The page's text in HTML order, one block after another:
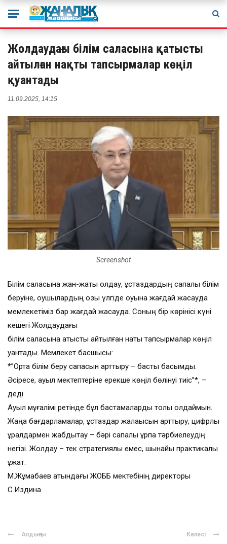
Жолдаудағы білім саласына қатысты
айтылған нақты тапсырмалар көңіл
қуантады
11.09.2025, 14:15
Screenshot
Білім саласына жан-жақты қолдау, ұстаздардың сапалы білім
беруіне, оқушылардың озық үлгіде оқуына жағдай жасауда
мемлекетіміз бар жағдай жасауда. Соның бір көрінісі күні
кешегі Жолдаудағы
білім саласына қатысты айтылған нақты тапсырмалар көңіл
қуантады. Мемлекет басшысы:
*”Орта білім беру сапасын арттыру – басты басымдық.
Әсіресе, ауыл мектептеріне ерекше көңіл бөлінуі тиіс”*, –
деді.
Ауыл мұғалімі ретінде бұл бастамаларды толық қолдаймын.
Жаңа бағдарламалар, ұстаздар жалақысын арттыру, цифрлық
құралдармен жабдықтау – бәрі сапалы ұрпақ тәрбиелеудің
негізі. Жолдау – тек стратегиялық емес, шынайы практикалық
құжат.
М.Жұмабаев атындағы ЖОББ мектебінің директоры
С.Издина
Алдыңғы Келесі